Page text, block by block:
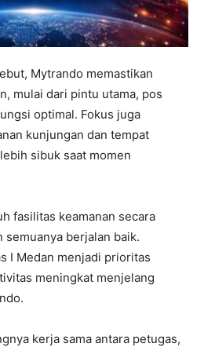
Mytrando memastikan
mulai dari pintu utama, pos
optimal. Fokus juga
kunjungan dan tempat
sibuk saat momen
fasilitas keamanan secara
berjalan baik.
I Medan menjadi prioritas
meningkat menjelang
kerja sama antara petugas,